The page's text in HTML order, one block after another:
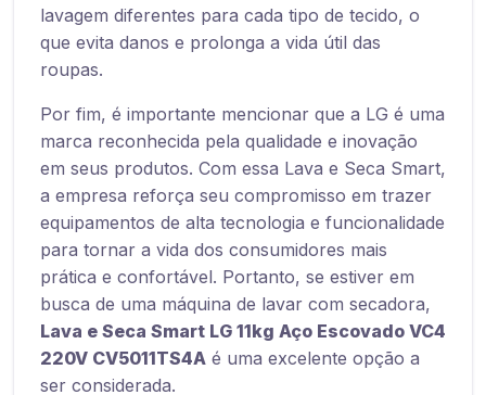
lavagem diferentes para cada tipo de tecido, o
que evita danos e prolonga a vida útil das
roupas.
Por fim, é importante mencionar que a LG é uma
marca reconhecida pela qualidade e inovação
em seus produtos. Com essa Lava e Seca Smart,
a empresa reforça seu compromisso em trazer
equipamentos de alta tecnologia e funcionalidade
para tornar a vida dos consumidores mais
prática e confortável. Portanto, se estiver em
busca de uma máquina de lavar com secadora,
Lava e Seca Smart LG 11kg Aço Escovado VC4
220V CV5011TS4A é uma excelente opção a
ser considerada.